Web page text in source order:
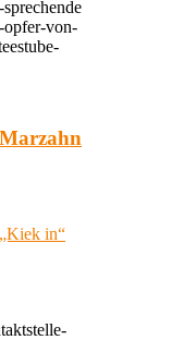
opfer-von-
in“